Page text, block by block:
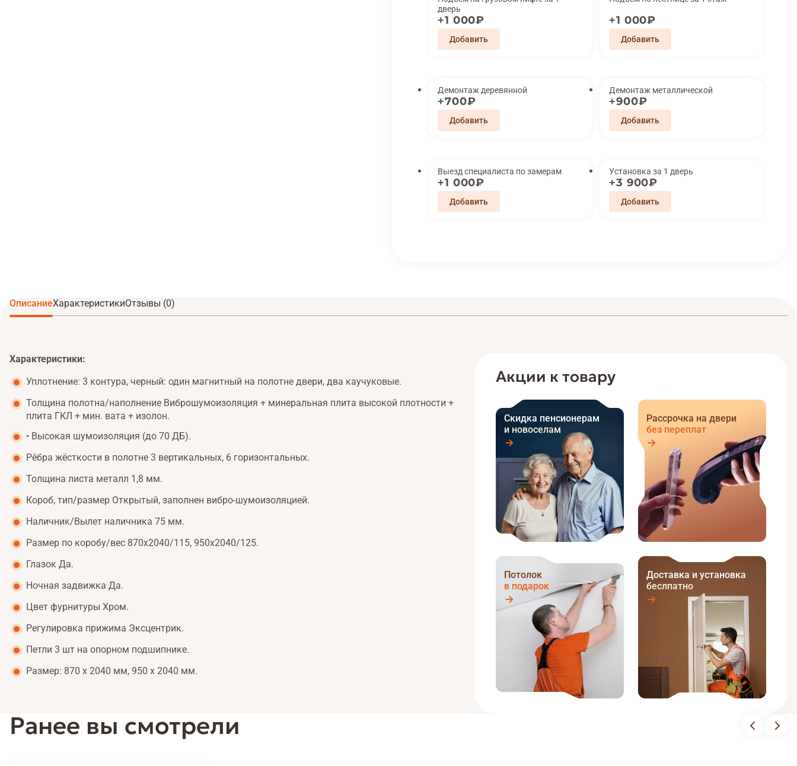
дверь
1 000₽ 1 000₽
Демонтаж деревянной
700₽
Демонтаж металлической
900₽
Выезд специалиста по замерам
1 000₽
Установка за 1 дверь
3 900₽
ОписаниеХарактеристикиОтзывы (0)
Характеристики:
Уплотнение: 3 контура, черный: один магнитный на полотне двери, два каучуковые.
Толщина полотна/наполнение Виброшумоизоляция + минеральная плита высокой плотности +
плита ГКЛ + мин. вата + изолон.
• Высокая шумоизоляция (до 70 ДБ).
Рёбра жёсткости в полотне 3 вертикальных, 6 горизонтальных.
Толщина листа металл 1,8 мм.
Короб, тип/размер Открытый, заполнен вибро-шумоизоляцией.
Наличник/Вылет наличника 75 мм.
Размер по коробу/вес 870х2040/115, 950х2040/125.
Глазок Да.
Ночная задвижка Да.
Цвет фурнитуры Хром.
Регулировка прижима Эксцентрик.
Петли 3 шт на опорном подшипнике.
Размер: 870 х 2040 мм, 950 х 2040 мм.
Акции к товару
Скидка пенсионерам
и новоселам
Рассрочка на двери
без переплат
Потолок
в подарок
Доставка и установка
беслпатно
Ранее вы смотрели